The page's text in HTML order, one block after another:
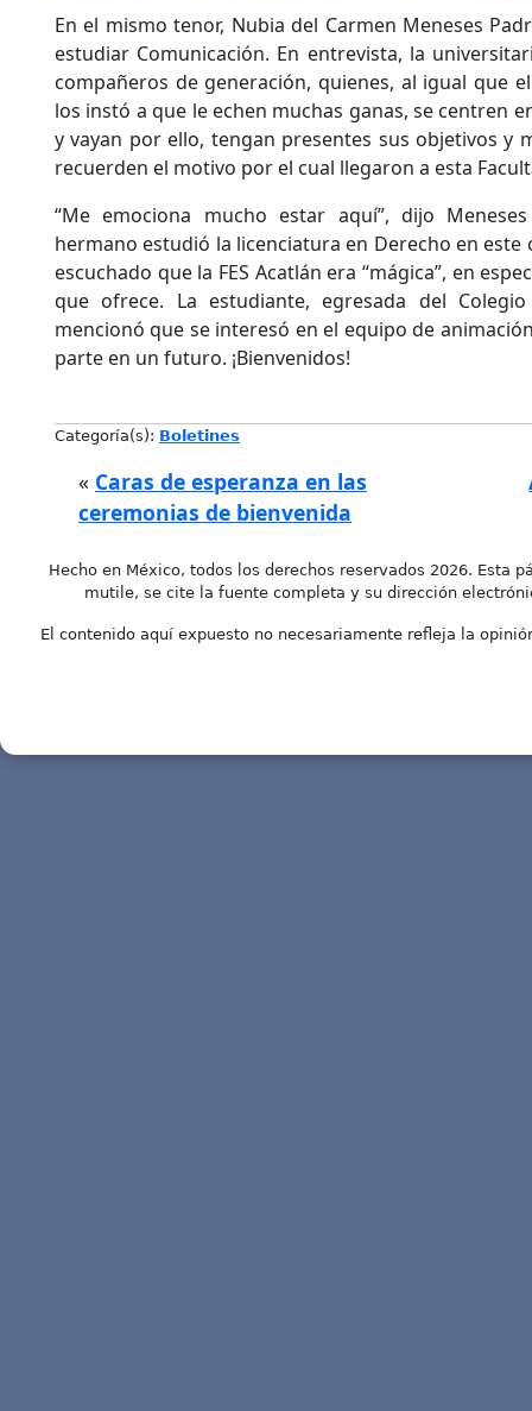
En el mismo tenor, Nubia del Carmen Meneses
estudiar Comunicación. En entrevista, la
compañeros de generación, quienes, al igual que
los instó a que le echen muchas ganas, se centren
y vayan por ello, tengan presentes sus objetivos y
recuerden el motivo por el cual llegaron a esta
“Me emociona mucho estar aquí”, dijo
hermano estudió la licenciatura en Derecho en este
escuchado que la FES Acatlán era “mágica”, en
que ofrece. La estudiante, egresada del
mencionó que se interesó en el equipo de
parte en un futuro. ¡Bienvenidos!
Categoría(s): Boletines
« Caras de esperanza en las
ceremonias de bienvenida
Hecho en México, todos los derechos reservados 2026. Esta
mutile, se cite la fuente completa y su dirección
El contenido aquí expuesto no necesariamente refleja la